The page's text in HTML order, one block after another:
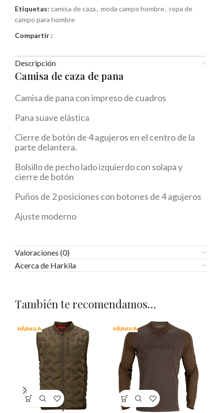
Etiquetas: camisa de caza, moda campo hombre, ropa de
campo para hombre
Compartir :
Descripción
Camisa de caza de pana
Camisa de pana con impreso de cuadros
Pana suave elástica
Cierre de botón de 4 agujeros en el centro de la
parte delantera.
Bolsillo de pecho lado izquierdo con solapa y
cierre de botón
Puños de 2 posiciones con botones de 4 agujeros
Ajuste moderno
Valoraciones (0)
Acerca de Harkila
También te recomendamos…